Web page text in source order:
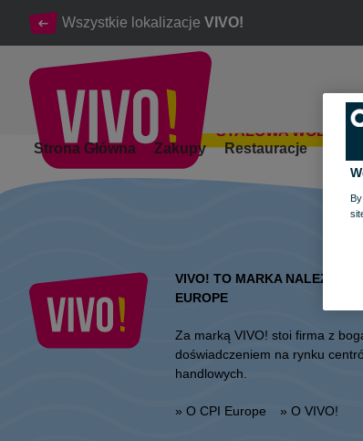
Wszystkie lokalizacje VIVO!
Stalowa Wola
STALOWA WOLA
Strona Główna Zakupy Restauracje
Bankomaty, Wpłatomaty, Wpato-bankomaty
VIVO! TO MARKA NALEŻĄCA
EUROPE
Za marką VIVO! stoi firma z
doświadczeniem na rynku
handlowych.
» O CPI Europe » O VIVO!